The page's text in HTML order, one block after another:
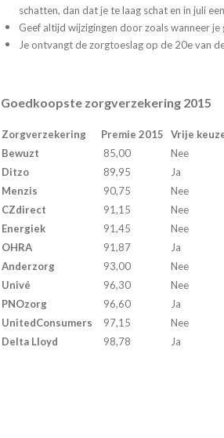
schatten, dan dat je te laag schat en in juli
Geef altijd wijzigingen door zoals wanneer je
Je ontvangt de zorgtoeslag op de 20e van
Goedkoopste zorgverzekering 2015
Zorgverzekering Premie 2015 Vrije
Bewuzt
85,00 Nee
Ditzo
89,95 Ja
Menzis
90,75 Nee
CZdirect
91,15 Nee
Energiek
91,45 Nee
OHRA
91,87 Ja
Anderzorg
93,00 Nee
Univé
96,30 Nee
PNOzorg
96,60 Ja
UnitedConsumers
97,15 Nee
Delta Lloyd
98,78 Ja